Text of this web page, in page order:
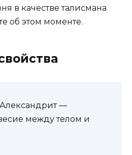
в качестве талисмана
об этом моменте.
—
между телом и